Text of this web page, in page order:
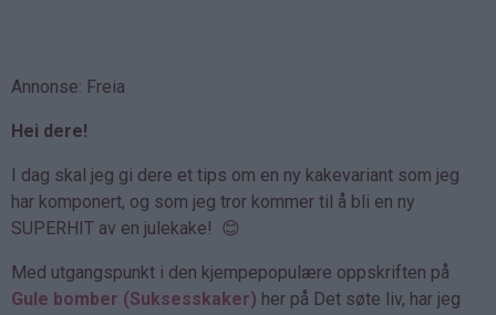
Annonse: Freia
Hei dere!
I dag skal jeg gi dere et tips om en ny kakevariant som jeg
har komponert, og som jeg tror kommer til å bli en ny
SUPERHIT av en julekake! 😊
Med utgangspunkt i den kjempepopulære oppskriften på
Gule bomber (Suksesskaker) her på Det søte liv, har jeg